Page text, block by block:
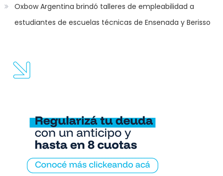
Oxbow Argentina brindó talleres de empleabilidad a
estudiantes de escuelas técnicas de Ensenada y Berisso